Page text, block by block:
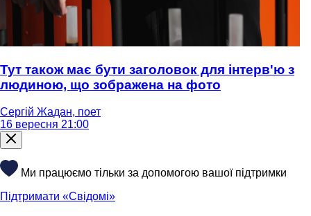
Тут також має бути заголовок для інтерв'ю з
людиною, що зображена на фото
Сергій Жадан, поет
16 вересня 21:00
Ми працюємо тільки за допомогою вашої підтримки
Підтримати «Свідомі»